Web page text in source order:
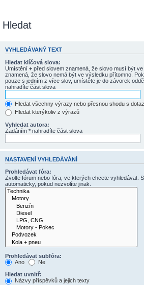
Hledat
VYHLEDÁVANÝ TEXT
Hledat klíčová slova:
Umístění + před slovem znamená, že slovo musí být
znamená, že slovo nemá být ve výsledku přítomno.
pouze s jedním z více slov, umístěte je do závorek
nahradíte část slova
Hledat všechny výrazy nebo přesnou shodu s
Hledat kterýkoliv z výrazů
Vyhledat autora:
Zadáním * nahradíte část slova
NASTAVENÍ VYHLEDÁVÁNÍ
Prohledávat fóra:
Zvolte fórum nebo fóra, ve kterých chcete vyhledávat.
automaticky, pokud nezvolíte jinak.
Prohledávat subfóra:
Ano
Ne
Hledat uvnitř:
Názvy příspěvků a jejich texty